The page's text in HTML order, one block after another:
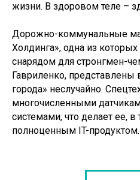
жизни. В здоровом теле –
Дорожно-коммунальные
Холдинга», одна из
снарядом для стронгмен-
Гавриленко, представлены
города» неслучайно.
многочисленными
системами, что делает ее, в
полноценным IT-продуктом.